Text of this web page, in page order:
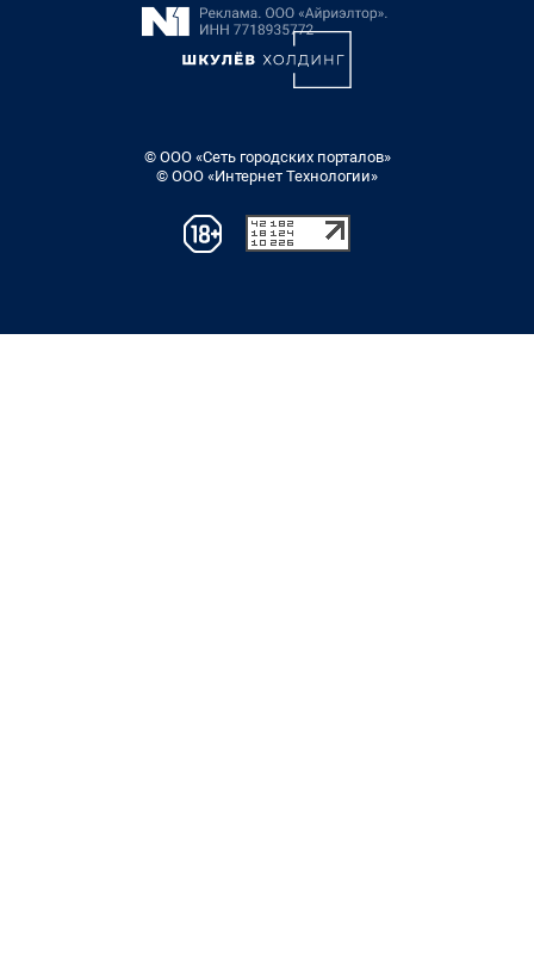
© ООО «Сеть городских порталов»
© ООО «Интернет Технологии»